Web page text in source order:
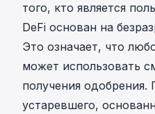
того, кто является
DeFi основан на
Это означает, что
может использовать
получения одобрения.
устаревшего,